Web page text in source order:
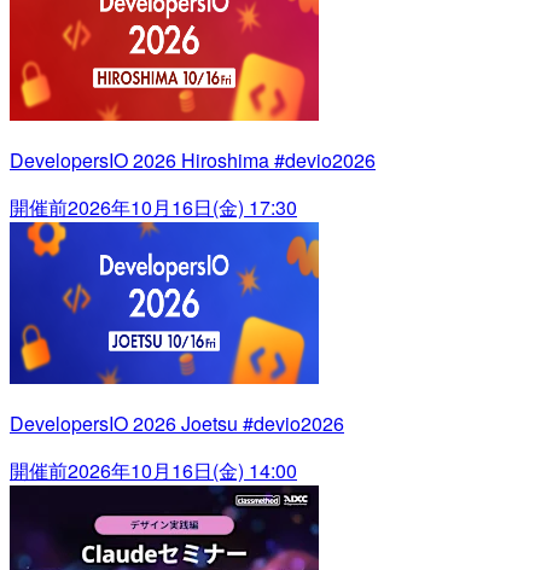
DevelopersIO 2026 Hiroshima #devio2026
開催前2026年10月16日(金) 17:30
DevelopersIO 2026 Joetsu #devio2026
開催前2026年10月16日(金) 14:00